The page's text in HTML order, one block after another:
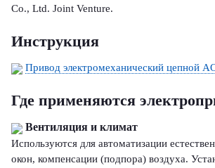
Co., Ltd. Joint Venture.
Инструкция
Привод электромеханический цепной
Где применяются
Вентиляция и климат
Используются для автоматизации
окон, компенсации (подпора) воздуха.